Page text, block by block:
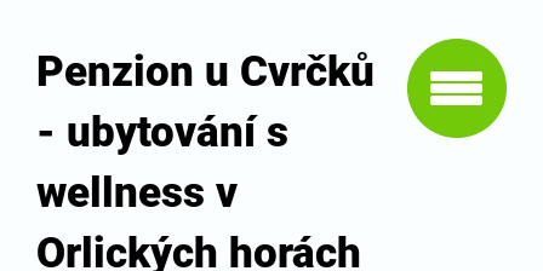
Penzion u Cvrčků
- ubytování s
wellness v
Orlických horách